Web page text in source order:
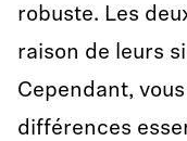
robuste. Les
raison de leurs
Cependant,
différences